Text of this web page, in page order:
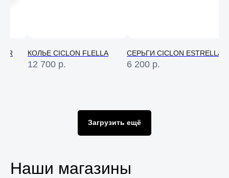
КОЛЬЕ CICLON FLELLA
12 700 р.
СЕРЬГИ CICLON ESTRELLA
6 200 р.
Загрузить ещё
Наши магазины
на первый онлайн заказ*
*не действует при оплате в магазине,
информационных и маркетинговых